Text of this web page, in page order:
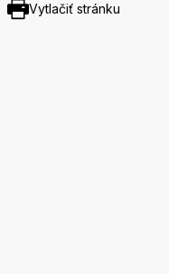
Vytlačiť stránku